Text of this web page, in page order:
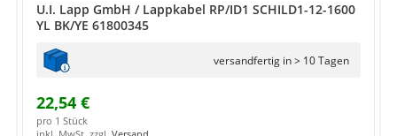
U.I. Lapp GmbH / Lappkabel RP/ID1 SCHILD1-12-1600
YL BK/YE 61800345
versandfertig in > 10 Tagen
22,54 €
pro 1 Stück